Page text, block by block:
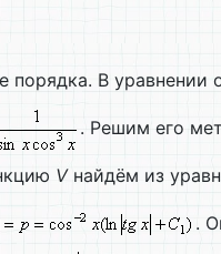
В уравнении
. Решим его
Vнайдём из
.